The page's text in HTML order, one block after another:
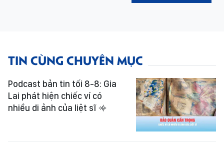
TIN CÙNG CHUYÊN MỤC
Podcast bản tin tối 8-8: Gia
Lai phát hiện chiếc ví có
nhiều di ảnh của liệt sĩ